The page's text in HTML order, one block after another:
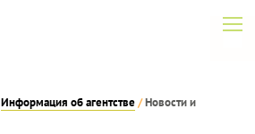
Информация об агентстве/Новости и